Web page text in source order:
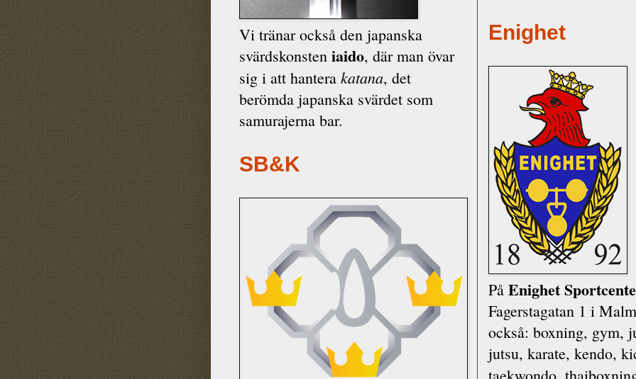
Vi tränar också den japanska
svärdskonsten iaido, där man övar
sig i att hantera katana, det
berömda japanska svärdet som
samurajerna bar.
SB&K
Enighet
På Enighet
Fagerstagatan 1 i
också: boxning, gym,
jutsu, karate, kendo,